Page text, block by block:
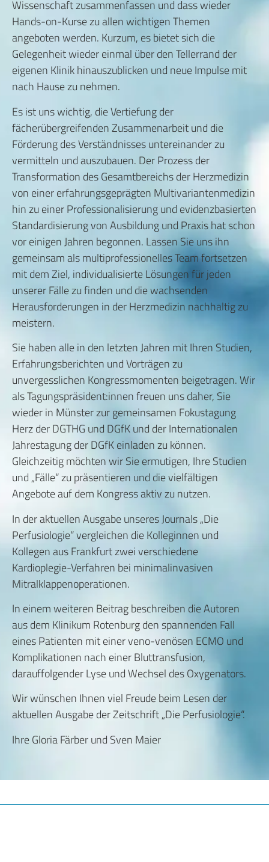
Wissenschaft zusammenfassen und dass wieder
Hands-on-Kurse zu allen wichtigen Themen
angeboten werden. Kurzum, es bietet sich die
Gelegenheit wieder einmal über den Tellerrand der
eigenen Klinik hinauszublicken und neue Impulse mit
nach Hause zu nehmen.
Es ist uns wichtig, die Vertiefung der
fächerübergreifenden Zusammenarbeit und die
Förderung des Verständnisses untereinander zu
vermitteln und auszubauen. Der Prozess der
Transformation des Gesamtbereichs der Herzmedizin
von einer erfahrungsgeprägten Multivariantenmedizin
hin zu einer Professionalisierung und evidenzbasierten
Standardisierung von Ausbildung und Praxis hat schon
vor einigen Jahren begonnen. Lassen Sie uns ihn
gemeinsam als multiprofessionelles Team fortsetzen
mit dem Ziel, individualisierte Lösungen für jeden
unserer Fälle zu finden und die wachsenden
Herausforderungen in der Herzmedizin nachhaltig zu
meistern.
Sie haben alle in den letzten Jahren mit Ihren Studien,
Erfahrungsberichten und Vorträgen zu
unvergesslichen Kongressmomenten beigetragen. Wir
als Tagungspräsident:innen freuen uns daher, Sie
wieder in Münster zur gemeinsamen Fokustagung
Herz der DGTHG und DGfK und der Internationalen
Jahrestagung der DGfK einladen zu können.
Gleichzeitig möchten wir Sie ermutigen, Ihre Studien
und „Fälle“ zu präsentieren und die vielfältigen
Angebote auf dem Kongress aktiv zu nutzen.
In der aktuellen Ausgabe unseres Journals „Die
Perfusiologie“ vergleichen die Kolleginnen und
Kollegen aus Frankfurt zwei verschiedene
Kardioplegie-Verfahren bei minimalinvasiven
Mitralklappenoperationen.
In einem weiteren Beitrag beschreiben die Autoren
aus dem Klinikum Rotenburg den spannenden Fall
eines Patienten mit einer veno-venösen ECMO und
Komplikationen nach einer Bluttransfusion,
darauffolgender Lyse und Wechsel des Oxy­genators.
Wir wünschen Ihnen viel Freude beim Lesen der
aktuellen Ausgabe der Zeitschrift „Die Perfusiologie“.
Ihre Gloria Färber und Sven Maier